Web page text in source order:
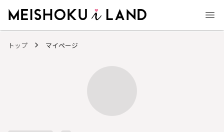
トップ マイページ